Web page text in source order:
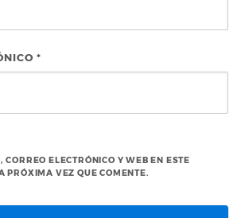
*
ELECTRÓNICO Y WEB EN ESTE
PRÓXIMA VEZ QUE COMENTE.